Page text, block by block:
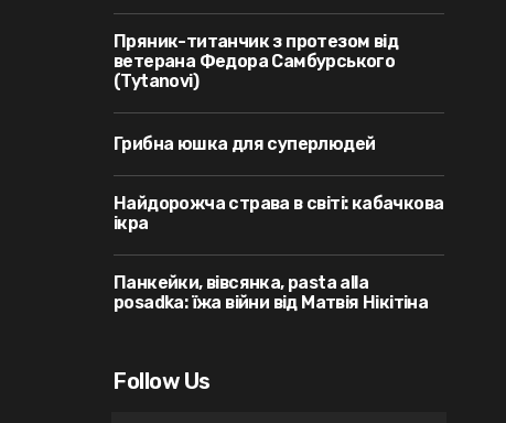
Пряник-титанчик з протезом від
ветерана Федора Самбурського
(Tytanovi)
Грибна юшка для суперлюдей
Найдорожча страва в світі: кабачкова
ікра
Панкейки, вівсянка, pasta alla
posadka: їжа війни від Матвія Нікітіна
Follow Us